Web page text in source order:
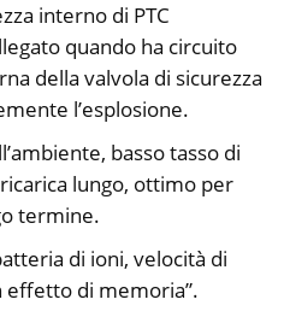
interno di PTC
quando ha circuito
della valvola di sicurezza
l’esplosione.
basso tasso di
lungo, ottimo per
termine.
di ioni, velocità di
effetto di memoria”.